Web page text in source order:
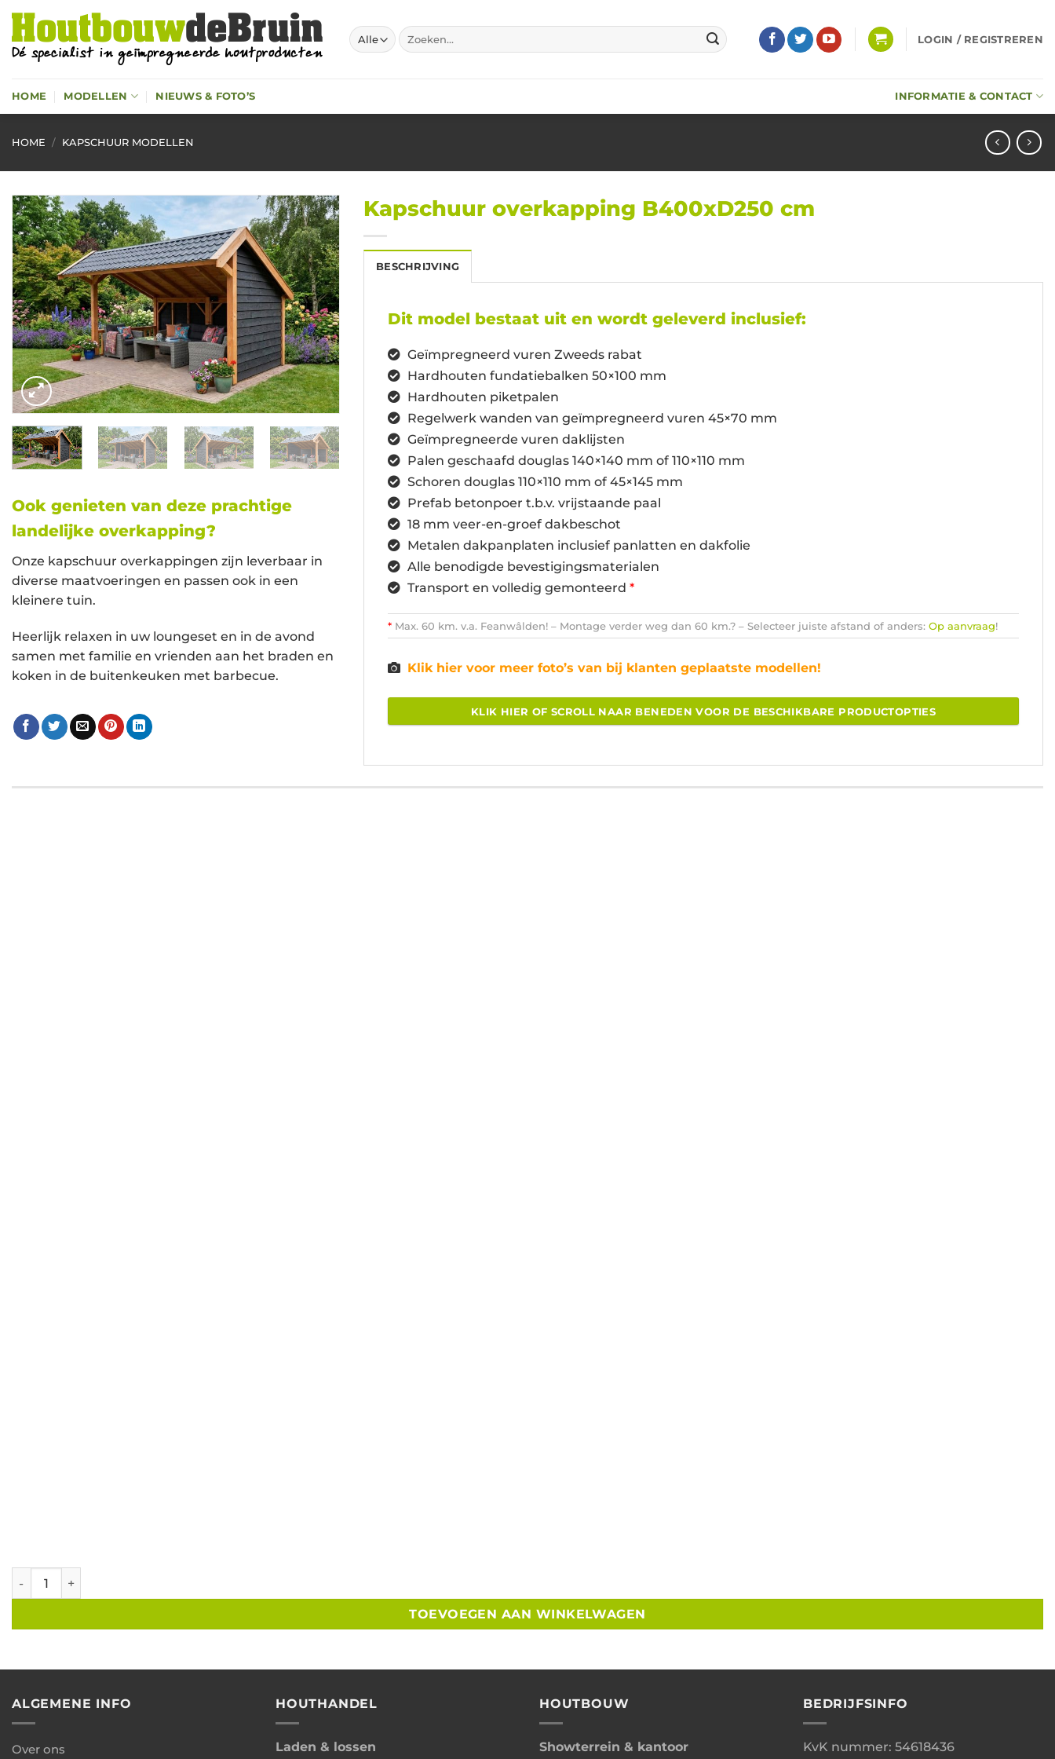
Ga
naar
inhoud
Zoeken
naar:
LOGIN / REGISTREREN
HOME MODELLEN NIEUWS & FOTO’S INFORMATIE & CONTACT
HOME / KAPSCHUUR MODELLEN
Ook genieten van deze prachtige
landelijke overkapping?
Onze kapschuur overkappingen zijn leverbaar in
diverse maatvoeringen en passen ook in een
kleinere tuin.
Heerlijk relaxen in uw loungeset en in de avond
samen met familie en vrienden aan het braden en
koken in de buitenkeuken met barbecue.
Kapschuur overkapping B400xD250 cm
BESCHRIJVING
Dit model bestaat uit en wordt geleverd inclusief:
Geïmpregneerd vuren Zweeds rabat
Hardhouten fundatiebalken 50×100 mm
Hardhouten piketpalen
Regelwerk wanden van geïmpregneerd vuren 45×70 mm
Geïmpregneerde vuren daklijsten
Palen geschaafd douglas 140×140 mm of 110×110 mm
Schoren douglas 110×110 mm of 45×145 mm
Prefab betonpoer t.b.v. vrijstaande paal
18 mm veer-en-groef dakbeschot
Metalen dakpanplaten inclusief panlatten en dakfolie
Alle benodigde bevestigingsmaterialen
Transport en volledig gemonteerd *
* Max. 60 km. v.a. Feanwâlden! – Montage verder weg dan 60 km.? – Selecteer juiste afstand of anders: Op aanvraag!
Klik hier voor meer foto’s van bij klanten geplaatste modellen!
KLIK HIER OF SCROLL NAAR BENEDEN VOOR DE BESCHIKBARE PRODUCTOPTIES
Kapschuur overkapping B400xD250 cm aantal
TOEVOEGEN AAN WINKELWAGEN
ALGEMENE INFO
Over ons
HOUTHANDEL
Laden & lossen
HOUTBOUW
Showterrein & kantoor
BEDRIJFSINFO
KvK nummer: 54618436